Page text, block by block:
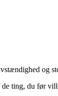
ting, du før